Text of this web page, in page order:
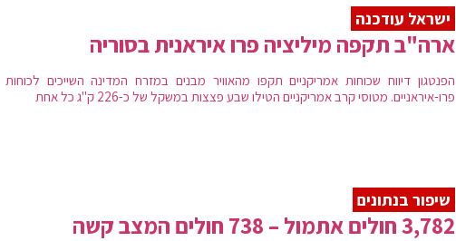
ישראל עודכנה
ארה"ב תקפה מיליציה פרו איראנית בסוריה
הפנטגון דיווח שכוחות אמריקניים תקפו מהאוויר מבנים במזרח המדינה השייכים לכוחות
פרו-איראניים. מטוסי קרב אמריקניים הטילו שבע פצצות במשקל של כ-226 ק"ג כל אחת
שיפור בנתונים
3,782 חולים אתמול – 738 חולים המצב קשה